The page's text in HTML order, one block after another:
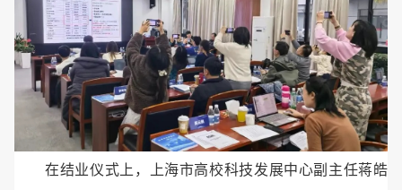
在结业仪式上，上海市高校科技发展中心副主任蒋皓